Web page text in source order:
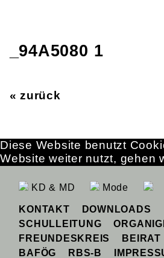
_94A5080 1
« zurück
KD & MD Mode
KONTAKT
DOWNLOADS
SCHULLEITUNG
FREUNDESKREIS
BEIRAT
BAFÖG
RBS-B
Diese Website benutzt
Website weiter nutzt, gehen